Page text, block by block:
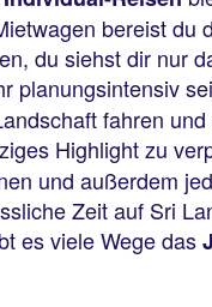
bereist du
du siehst dir nur
planungsintensiv
fahren
Highlight zu
und außerdem
Zeit auf Sri
es viele Wege das